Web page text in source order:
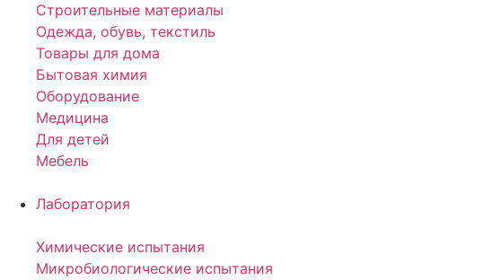
Строительные материалы
Одежда, обувь, текстиль
Товары для дома
Бытовая химия
Оборудование
Медицина
Для детей
Мебель
Лаборатория
Химические испытания
Микробиологические испытания